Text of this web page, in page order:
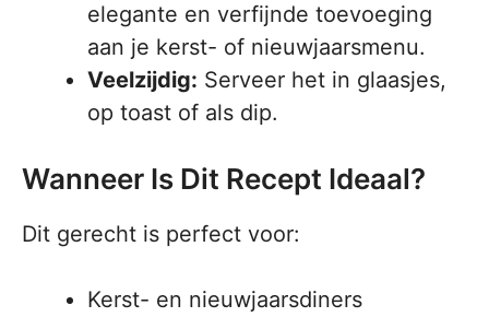
elegante en verfijnde toevoeging
aan je kerst- of nieuwjaarsmenu.
Veelzijdig: Serveer het in glaasjes,
op toast of als dip.
Wanneer Is Dit Recept Ideaal?
Dit gerecht is perfect voor:
Kerst- en nieuwjaarsdiners